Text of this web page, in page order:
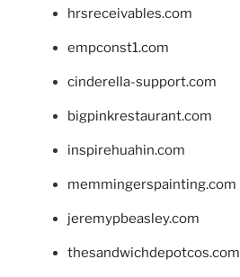
hrsreceivables.com
empconst1.com
cinderella-support.com
bigpinkrestaurant.com
inspirehuahin.com
memmingerspainting.com
jeremypbeasley.com
thesandwichdepotcos.com